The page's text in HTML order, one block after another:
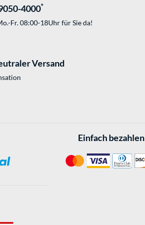
4000*
Fr. 08:00-18Uhr für Sie da!
Versand
Einfach bezahlen